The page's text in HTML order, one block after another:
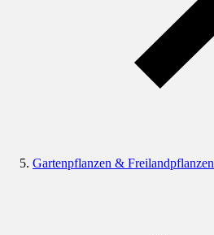
Gartenpflanzen & Freilandpflanzen